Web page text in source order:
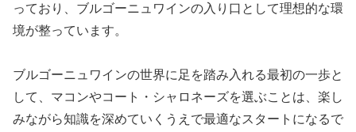
っており、ブルゴーニュワインの入り口として理想的な環
境が整っています。
ブルゴーニュワインの世界に足を踏み入れる最初の一歩と
して、マコンやコート・シャロネーズを選ぶことは、楽し
みながら知識を深めていくうえで最適なスタートになるで